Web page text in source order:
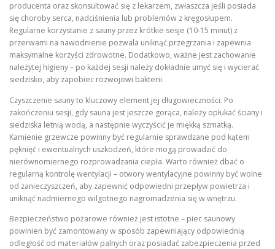
producenta oraz skonsultować się z lekarzem, zwłaszcza jeśli posiada
się choroby serca, nadciśnienia lub problemów z kręgosłupem.
Regularne korzystanie z sauny przez krótkie sesje (10‑15 minut) z
przerwami na nawodnienie pozwala uniknąć przegrzania i zapewnia
maksymalne korzyści zdrowotne. Dodatkowo, ważne jest zachowanie
należytej higieny – po każdej sesji należy dokładnie umyć się i wycierać
siedzisko, aby zapobiec rozwojowi bakterii.
Czyszczenie sauny to kluczowy element jej długowieczności. Po
zakończeniu sesji, gdy sauna jest jeszcze gorąca, należy opłukać ściany i
siedziska letnią wodą, a następnie wyczyścić je miękką szmatką.
Kamienie grzewcze powinny być regularnie sprawdzane pod kątem
pęknięć i ewentualnych uszkodzeń, które mogą prowadzić do
nierównomiernego rozprowadzania ciepła. Warto również dbać o
regularną kontrolę wentylacji – otwory wentylacyjne powinny być wolne
od zanieczyszczeń, aby zapewnić odpowiedni przepływ powietrza i
uniknąć nadmiernego wilgotnego nagromadzenia się w wnętrzu.
Bezpieczeństwo pożarowe również jest istotne – piec saunowy
powinien być zamontowany w sposób zapewniający odpowiednią
odległość od materiałów palnych oraz posiadać zabezpieczenia przed